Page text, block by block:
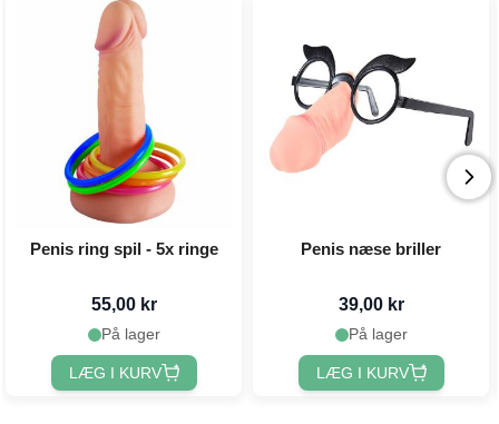
Penis ring spil - 5x ringe
55,00 kr
På lager
LÆG I KURV
Penis næse briller
39,00 kr
På lager
LÆG I KURV